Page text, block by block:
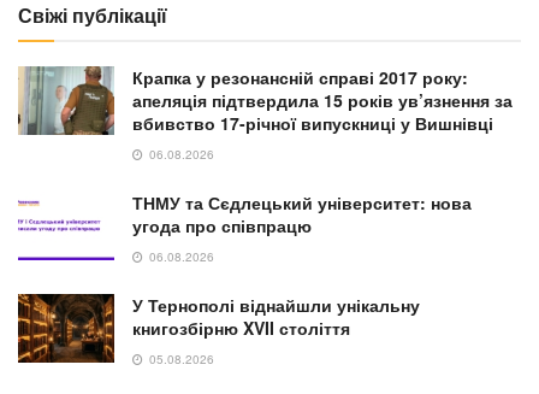
Свіжі публікації
Крапка у резонансній справі 2017 року:
апеляція підтвердила 15 років ув’язнення за
вбивство 17-річної випускниці у Вишнівці
06.08.2026
ТНМУ та Сєдлецький університет: нова
угода про співпрацю
06.08.2026
У Тернополі віднайшли унікальну
книгозбірню XVII століття
05.08.2026